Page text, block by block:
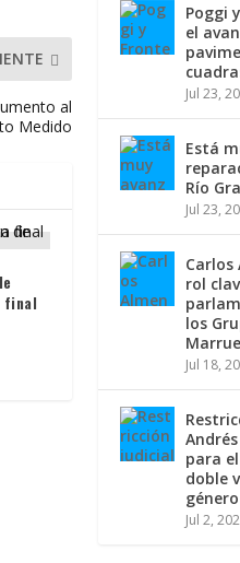
al
Medido
final
Poggi
el
Jul 23,
Está
Río
Jul 23,
Carlos
rol
los
Jul 18,
para
doble
género
Jul 2,